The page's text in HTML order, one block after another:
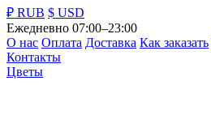
₽ RUB $ USD
Ежедневно 07:00–23:00
О нас Оплата Доставка Как заказать
Контакты
Цветы